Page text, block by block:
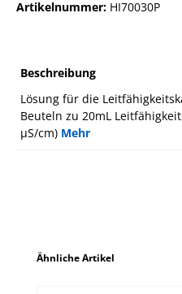
Artikelnummer: HI70030P
Beschreibung
Lösung für die
Beuteln zu 20mL
µS/cm) Mehr
Produktgalerie
Ähnliche Artikel